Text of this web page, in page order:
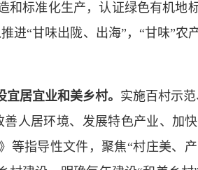
标准化生产，认证绿色有机地
进“甘味出陇、出海”，“甘味”农
居宜业和美乡村。 实施百村示
人居环境、发展特色产业、加
等指导性文件，聚焦“村庄美、